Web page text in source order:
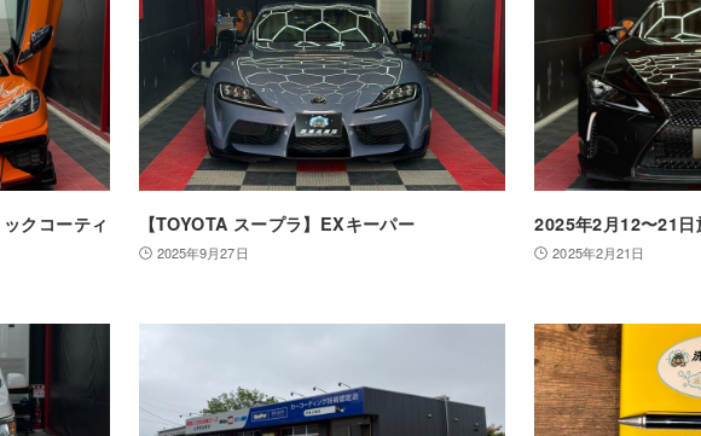
クコーティ
【TOYOTA スープラ】EXキーパー
2025年9月27日
2025年2月12〜21日
2025年2月21日